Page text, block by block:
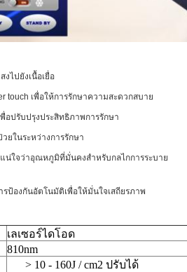
ไปยังเนื้อเยื่อ
touch เพื่อให้การรักษาความสะดวกสบาย
ปรับปรุงประสิทธิภาพการรักษา
ยในระหว่างการรักษา
แน่ใจว่าอุณหภูมิที่มั่นคงสำหรับกลไกการระบาย
รป้องกันอัตโนมัติเพื่อให้มั่นใจเสถียรภาพ
เลเซอร์ไดโอด
810nm
> 10 - 160J / cm2 ปรับได้